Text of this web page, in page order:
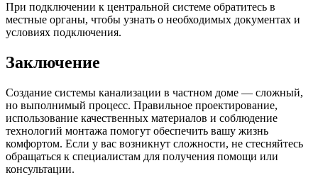
При подключении к центральной системе обратитесь в
местные органы, чтобы узнать о необходимых документах и
условиях подключения.
Заключение
Создание системы канализации в частном доме — сложный,
но выполнимый процесс. Правильное проектирование,
использование качественных материалов и соблюдение
технологий монтажа помогут обеспечить вашу жизнь
комфортом. Если у вас возникнут сложности, не стесняйтесь
обращаться к специалистам для получения помощи или
консультации.